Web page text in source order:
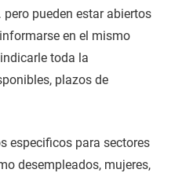
pero pueden estar abiertos
en el mismo
toda la
plazos de
especificos para sectores
desempleados, mujeres,